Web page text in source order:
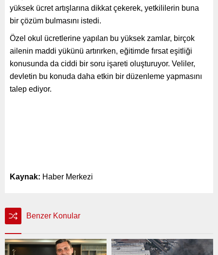
yüksek ücret artışlarına dikkat çekerek, yetkililerin buna
bir çözüm bulmasını istedi.
Özel okul ücretlerine yapılan bu yüksek zamlar, birçok
ailenin maddi yükünü artırırken, eğitimde fırsat eşitliği
konusunda da ciddi bir soru işareti oluşturuyor. Veliler,
devletin bu konuda daha etkin bir düzenleme yapmasını
talep ediyor.
Kaynak: Haber Merkezi
Benzer Konular